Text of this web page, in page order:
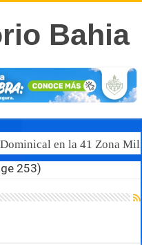
en la 41 Zona
253)